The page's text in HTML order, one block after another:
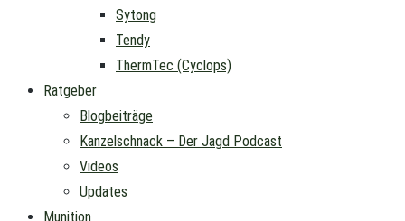
Sytong
Tendy
ThermTec (Cyclops)
Ratgeber
Blogbeiträge
Kanzelschnack – Der Jagd Podcast
Videos
Updates
Munition